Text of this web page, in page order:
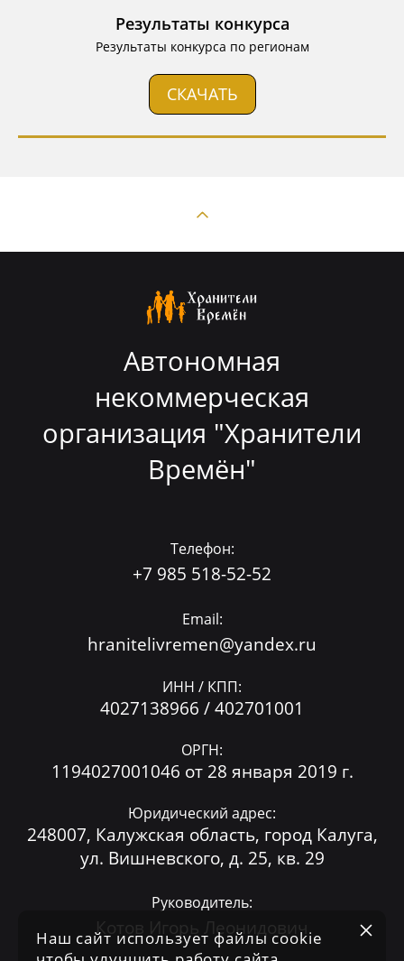
Результаты конкурса
Результаты конкурса по регионам
СКАЧАТЬ
Автономная
некоммерческая
организация "Хранители
Времён"
Телефон:
+7 985 518-52-52
Email:
hranitelivremen@yandex.ru
ИНН / КПП:
4027138966 / 402701001
ОРГН:
1194027001046 от 28 января 2019 г.
Юридический адрес:
248007, Калужская область, город Калуга,
ул. Вишневского, д. 25, кв. 29
Руководитель:
Котов Игорь Леонидович
Наш сайт использует файлы cookie